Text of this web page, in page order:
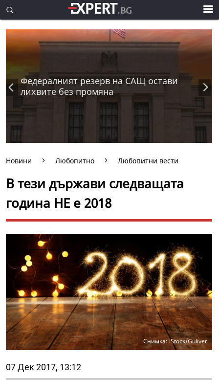
Федералният резерв на САЩ остави
лихвите без промяна
Новини Любопитно Любопитни вести
В тези държави следващата
година НЕ е 2018
Снимка: iStock/Guliver
07 Дек 2017, 13:12